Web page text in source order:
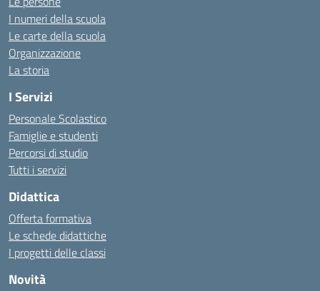
I numeri della scuola
Le carte della scuola
Organizzazione
La storia
I Servizi
Personale Scolastico
Famiglie e studenti
Percorsi di studio
Tutti i servizi
Didattica
Offerta formativa
Le schede didattiche
I progetti delle classi
Novità